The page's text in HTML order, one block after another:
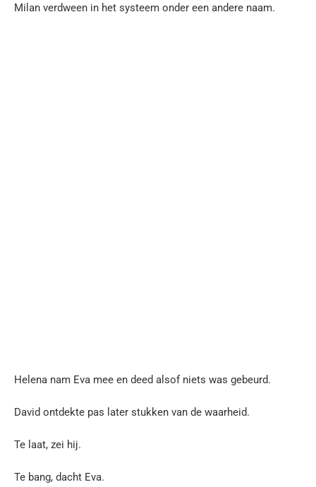
Milan verdween in het systeem onder een andere naam.
Helena nam Eva mee en deed alsof niets was gebeurd.
David ontdekte pas later stukken van de waarheid.
Te laat, zei hij.
Te bang, dacht Eva.